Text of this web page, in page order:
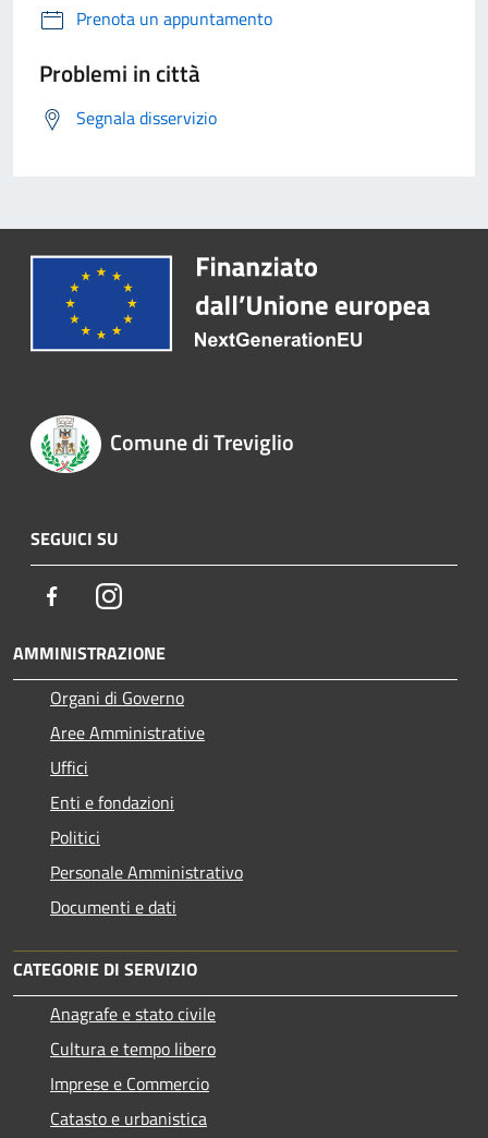
Prenota un appuntamento
Problemi in città
Segnala disservizio
Comune di Treviglio
SEGUICI SU
FacebookInstagram
AMMINISTRAZIONE
Organi di Governo
Aree Amministrative
Uffici
Enti e fondazioni
Politici
Personale Amministrativo
Documenti e dati
CATEGORIE DI SERVIZIO
Anagrafe e stato civile
Cultura e tempo libero
Imprese e Commercio
Catasto e urbanistica